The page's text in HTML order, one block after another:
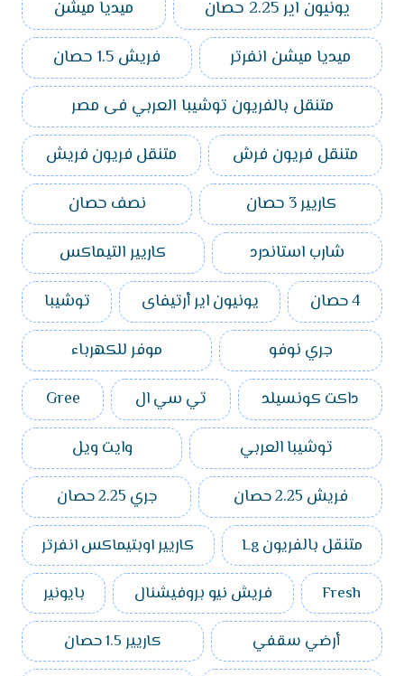
يونيون اير 2.25 حصان
ميديا ميشن
ميديا ميشن انفرتر
فريش 1.5 حصان
متنقل بالفريون توشيبا العربي فى مصر
متنقل فريون فرش
متنقل فريون فريش
كاريير 3 حصان
نصف حصان
شارب استاندرد
كاريير التيماكس
4 حصان
يونيون اير أرتيفاى
توشيبا
جري نوفو
موفر للكهرباء
داكت كونسيلد
تي سي ال
Gree
توشيبا العربي
وايت ويل
فريش 2.25 حصان
جري 2.25 حصان
متنقل بالفريون Lg
كاريير اوبتيماكس انفرتر
Fresh
فريش نيو بروفيشنال
بايونير
أرضي سقفي
كاريير 1.5 حصان